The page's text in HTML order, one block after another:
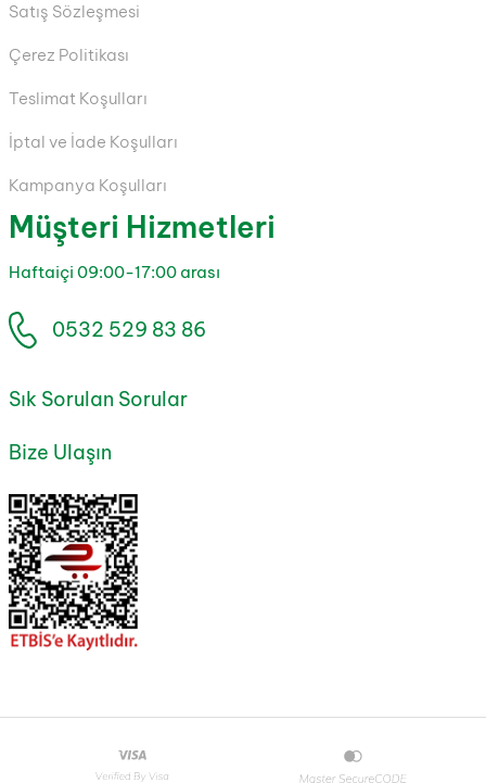
Satış Sözleşmesi
Çerez Politikası
Teslimat Koşulları
İptal ve İade Koşulları
Kampanya Koşulları
Müşteri Hizmetleri
Haftaiçi 09:00-17:00 arası
0532 529 83 86
Sık Sorulan Sorular
Bize Ulaşın